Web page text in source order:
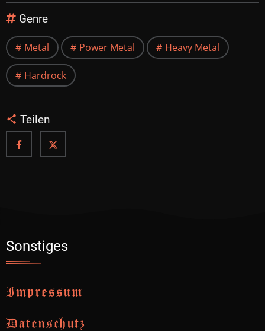
Genre
Metal Power Metal Heavy Metal
Hardrock
Teilen
Sonstiges
Impressum
Datenschutz